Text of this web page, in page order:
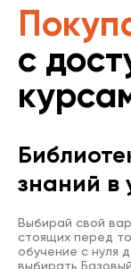
с
знаний в
Выбирай свой
стоящих перед
обучение с нуля
выбирать